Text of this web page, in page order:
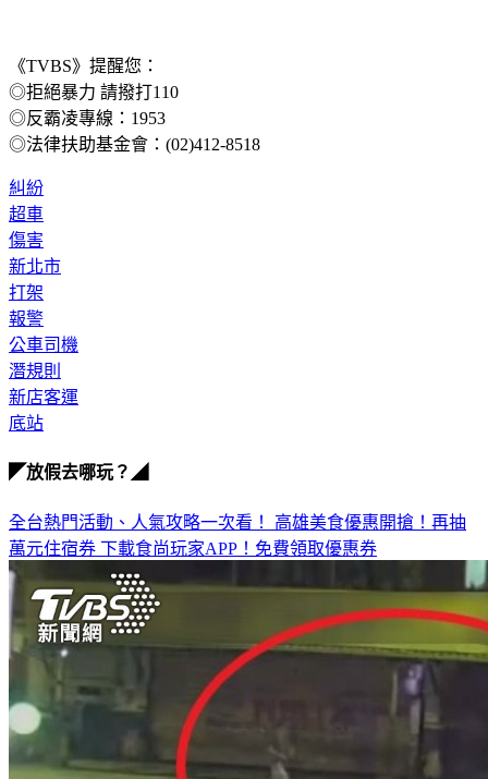
《TVBS》提醒您：
◎拒絕暴力 請撥打110
◎反霸凌專線：1953
◎法律扶助基金會：(02)412-8518
糾紛
超車
傷害
新北市
打架
報警
公車司機
潛規則
新店客運
底站
◤放假去哪玩？◢
全台熱門活動、人氣攻略一次看！ 高雄美食優惠開搶！再抽
萬元住宿券 下載食尚玩家APP！免費領取優惠券